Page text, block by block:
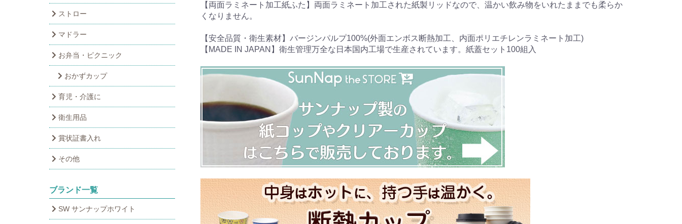
ストロー
マドラー
お弁当・ピクニック
おかずカップ
育児・介護に
衛生用品
賞状証書入れ
その他
ブランド一覧
SW サンナップホワイト
【両面ラミネート加工紙ふた】両面ラミネート加工された紙製リッドなので、温かい飲み物をいれたままでも柔らか
くなりません。
【安全品質・衛生素材】バージンパルプ100%(外面エンボス断熱加工、内面ポリエチレンラミネート加工)
【MADE IN JAPAN】衛生管理万全な日本国内工場で生産されています。紙蓋セット100組入